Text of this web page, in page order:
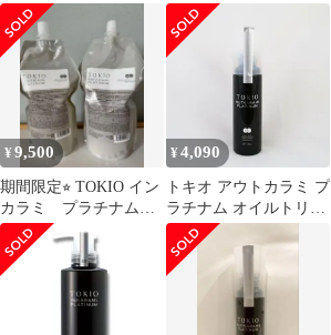
＆トリートメント
¥9,500
期間限定⭐︎ TOKIO イン
カラミ プラチナム
シャンプー&トリート
メント
¥4,090
トキオ アウトカラミ プ
ラチナム オイルトリー
トメント 100ml TOKIO
IE OUTKARAMI
PLATINUM リニューア